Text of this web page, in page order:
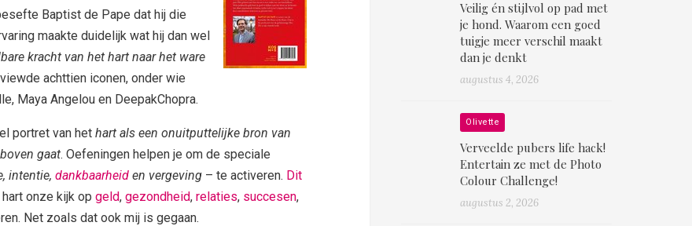
Baptist de Pape dat hij die
maakte duidelijk wat hij dan wel
kracht van het hart naar het ware
achttien iconen, onder wie
Maya Angelou en DeepakChopra.
portret van het hart als een onuitputtelijke bron van
gaat. Oefeningen helpen je om de speciale
intentie, dankbaarheid en vergeving – te activeren. Dit
onze kijk op geld, gezondheid, relaties, succesen,
Net zoals dat ook mij is gegaan.
Veilig én stijlvol op pad met
je hond. Waarom een goed
tuigje meer verschil maakt
dan je denkt
augustus 4, 2026
Olivette
Verveelde pubers life hack!
Entertain ze met de Photo
Colour Challenge!
augustus 2, 2026